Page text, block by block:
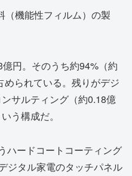
（機能性フィルム）の製
円。そのうち約94%（約
られている。残りがデジ
サルティング（約0.18億
う構成だ。
ハードコートコーティング
ジタル家電のタッチパネル